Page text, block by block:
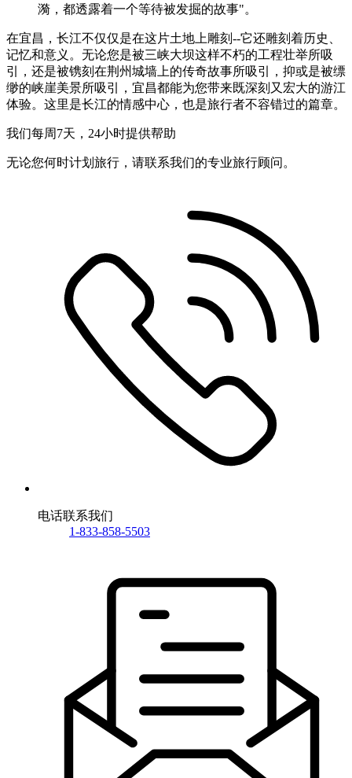
漪，都透露着一个等待被发掘的故事"。
在宜昌，长江不仅仅是在这片土地上雕刻--它还雕刻着历史、
记忆和意义。无论您是被三峡大坝这样不朽的工程壮举所吸
引，还是被镌刻在荆州城墙上的传奇故事所吸引，抑或是被缥
缈的峡崖美景所吸引，宜昌都能为您带来既深刻又宏大的游江
体验。这里是长江的情感中心，也是旅行者不容错过的篇章。
我们每周7天，24小时提供帮助
无论您何时计划旅行，请联系我们的专业旅行顾问。
电话联系我们
1-833-858-5503